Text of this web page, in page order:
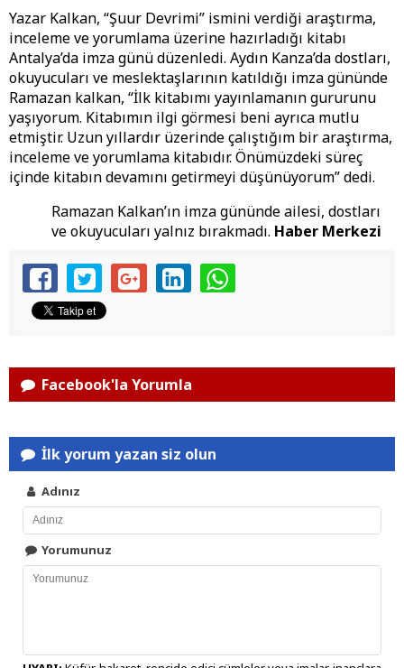
Yazar Kalkan, “Şuur Devrimi” ismini verdiği araştırma,
inceleme ve yorumlama üzerine hazırladığı kitabı
Antalya’da imza günü düzenledi. Aydın Kanza’da dostları,
okuyucuları ve meslektaşlarının katıldığı imza gününde
Ramazan kalkan, “İlk kitabımı yayınlamanın gururunu
yaşıyorum. Kitabımın ilgi görmesi beni ayrıca mutlu
etmiştir. Uzun yıllardır üzerinde çalıştığım bir araştırma,
inceleme ve yorumlama kitabıdır. Önümüzdeki süreç
içinde kitabın devamını getirmeyi düşünüyorum” dedi.
Ramazan Kalkan’ın imza gününde ailesi, dostları
ve okuyucuları yalnız bırakmadı. Haber Merkezi
Facebook'la Yorumla
İlk yorum yazan siz olun
Adınız
Yorumunuz